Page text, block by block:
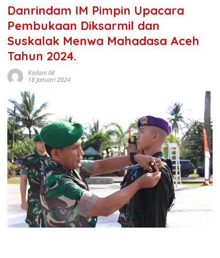
Danrindam IM Pimpin Upacara
Pembukaan Diksarmil dan
Suskalak Menwa Mahadasa Aceh
Tahun 2024.
Kodam IM
18 Januari 2024